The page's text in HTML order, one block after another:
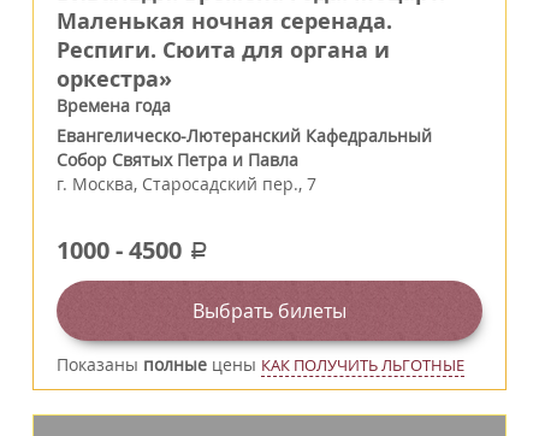
Маленькая ночная серенада.
Респиги. Сюита для органа и
оркестра»
Времена года
Евангелическо-Лютеранский Кафедральный
Собор Святых Петра и Павла
г. Москва, Старосадский пер., 7
1000-4500 a
Выбрать билеты
Показаны полные цены КАК ПОЛУЧИТЬ ЛЬГОТНЫЕ